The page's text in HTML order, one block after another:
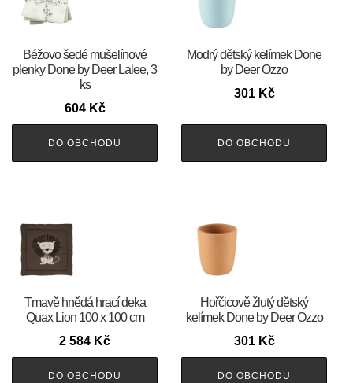
Béžovo šedé mušelínové
plenky Done by Deer Lalee, 3
ks
604 Kč
DO OBCHODU
Modrý dětský kelímek Done
by Deer Ozzo
301 Kč
DO OBCHODU
Tmavě hnědá hrací deka
Quax Lion 100 x 100 cm
2 584 Kč
DO OBCHODU
Hořčicově žlutý dětský
kelímek Done by Deer Ozzo
301 Kč
DO OBCHODU